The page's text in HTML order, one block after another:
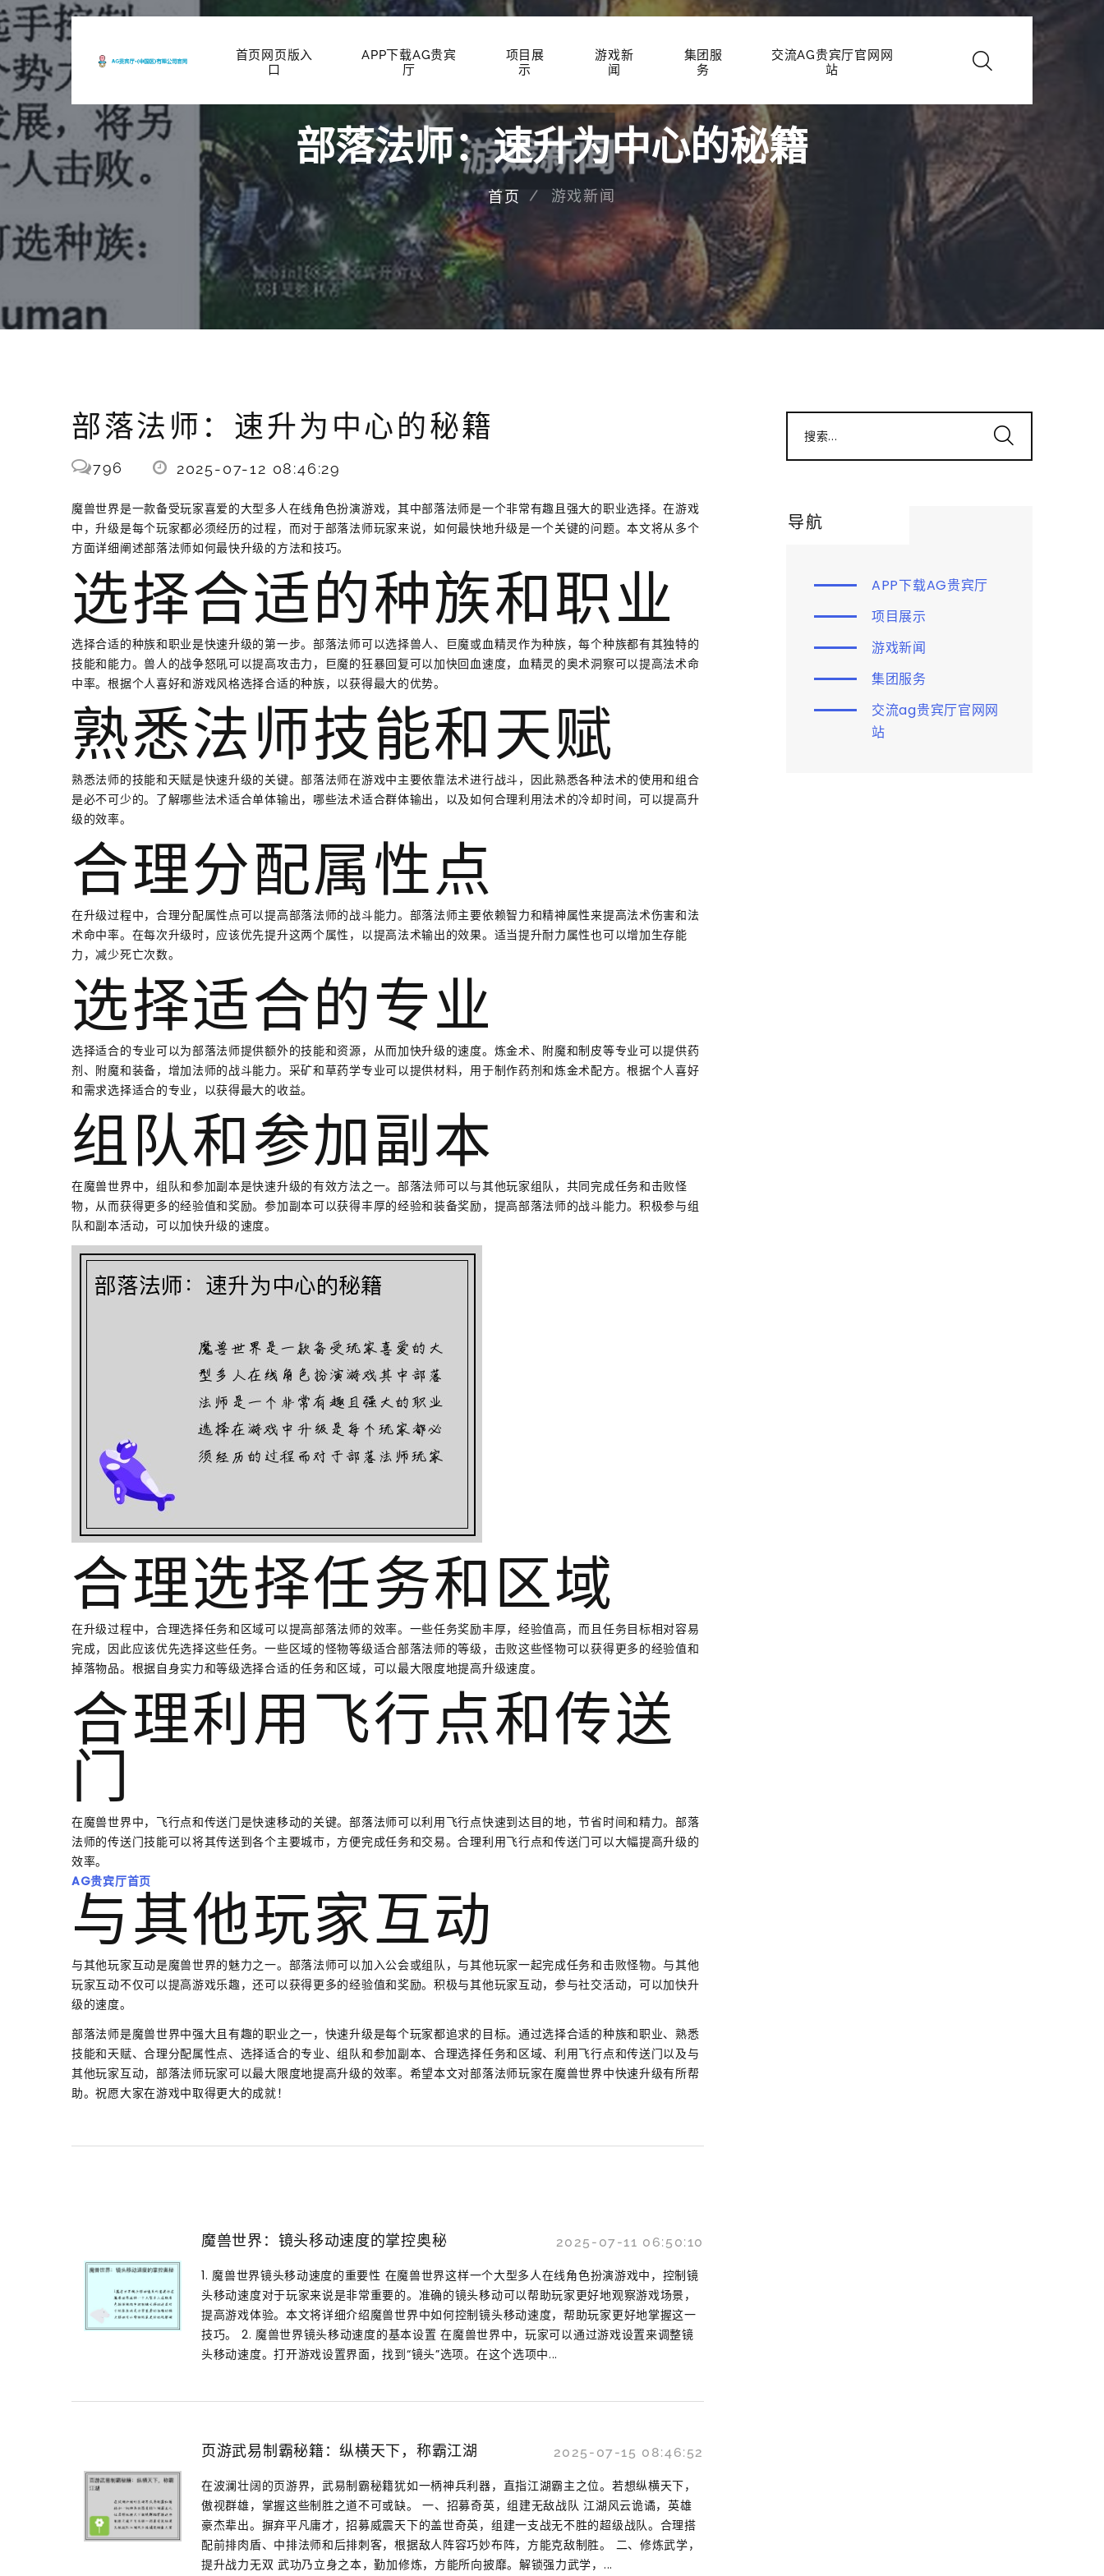
首页网页版入
口
APP下载AG贵宾
厅
项目展
示
游戏新
闻
集团服
务
交流AG贵宾厅官网网
站
部落法师：速升为中心的秘籍
首页 游戏新闻
部落法师：速升为中心的秘籍
796 2025-07-12 08:46:29
魔兽世界是一款备受玩家喜爱的大型多人在线角色扮演游戏，其中部落法师是一个非常有趣且强大的职业选择。在游戏
中，升级是每个玩家都必须经历的过程，而对于部落法师玩家来说，如何最快地升级是一个关键的问题。本文将从多个
方面详细阐述部落法师如何最快升级的方法和技巧。
选择合适的种族和职业
选择合适的种族和职业是快速升级的第一步。部落法师可以选择兽人、巨魔或血精灵作为种族，每个种族都有其独特的
技能和能力。兽人的战争怒吼可以提高攻击力，巨魔的狂暴回复可以加快回血速度，血精灵的奥术洞察可以提高法术命
中率。根据个人喜好和游戏风格选择合适的种族，以获得最大的优势。
熟悉法师技能和天赋
熟悉法师的技能和天赋是快速升级的关键。部落法师在游戏中主要依靠法术进行战斗，因此熟悉各种法术的使用和组合
是必不可少的。了解哪些法术适合单体输出，哪些法术适合群体输出，以及如何合理利用法术的冷却时间，可以提高升
级的效率。
合理分配属性点
在升级过程中，合理分配属性点可以提高部落法师的战斗能力。部落法师主要依赖智力和精神属性来提高法术伤害和法
术命中率。在每次升级时，应该优先提升这两个属性，以提高法术输出的效果。适当提升耐力属性也可以增加生存能
力，减少死亡次数。
选择适合的专业
选择适合的专业可以为部落法师提供额外的技能和资源，从而加快升级的速度。炼金术、附魔和制皮等专业可以提供药
剂、附魔和装备，增加法师的战斗能力。采矿和草药学专业可以提供材料，用于制作药剂和炼金术配方。根据个人喜好
和需求选择适合的专业，以获得最大的收益。
组队和参加副本
在魔兽世界中，组队和参加副本是快速升级的有效方法之一。部落法师可以与其他玩家组队，共同完成任务和击败怪
物，从而获得更多的经验值和奖励。参加副本可以获得丰厚的经验和装备奖励，提高部落法师的战斗能力。积极参与组
队和副本活动，可以加快升级的速度。
合理选择任务和区域
在升级过程中，合理选择任务和区域可以提高部落法师的效率。一些任务奖励丰厚，经验值高，而且任务目标相对容易
完成，因此应该优先选择这些任务。一些区域的怪物等级适合部落法师的等级，击败这些怪物可以获得更多的经验值和
掉落物品。根据自身实力和等级选择合适的任务和区域，可以最大限度地提高升级速度。
合理利用飞行点和传送
门
在魔兽世界中，飞行点和传送门是快速移动的关键。部落法师可以利用飞行点快速到达目的地，节省时间和精力。部落
法师的传送门技能可以将其传送到各个主要城市，方便完成任务和交易。合理利用飞行点和传送门可以大幅提高升级的
效率。
AG贵宾厅首页
与其他玩家互动
与其他玩家互动是魔兽世界的魅力之一。部落法师可以加入公会或组队，与其他玩家一起完成任务和击败怪物。与其他
玩家互动不仅可以提高游戏乐趣，还可以获得更多的经验值和奖励。积极与其他玩家互动，参与社交活动，可以加快升
级的速度。
部落法师是魔兽世界中强大且有趣的职业之一，快速升级是每个玩家都追求的目标。通过选择合适的种族和职业、熟悉
技能和天赋、合理分配属性点、选择适合的专业、组队和参加副本、合理选择任务和区域、利用飞行点和传送门以及与
其他玩家互动，部落法师玩家可以最大限度地提高升级的效率。希望本文对部落法师玩家在魔兽世界中快速升级有所帮
助。祝愿大家在游戏中取得更大的成就！
魔兽世界：镜头移动速度的掌控奥秘 2025-07-11 06:50:10
1. 魔兽世界镜头移动速度的重要性 在魔兽世界这样一个大型多人在线角色扮演游戏中，控制镜
头移动速度对于玩家来说是非常重要的。准确的镜头移动可以帮助玩家更好地观察游戏场景，
提高游戏体验。本文将详细介绍魔兽世界中如何控制镜头移动速度，帮助玩家更好地掌握这一
技巧。 2. 魔兽世界镜头移动速度的基本设置 在魔兽世界中，玩家可以通过游戏设置来调整镜
头移动速度。打开游戏设置界面，找到“镜头”选项。在这个选项中...
页游武易制霸秘籍：纵横天下，称霸江湖 2025-07-15 08:46:52
在波澜壮阔的页游界，武易制霸秘籍犹如一柄神兵利器，直指江湖霸主之位。若想纵横天下，
傲视群雄，掌握这些制胜之道不可或缺。 一、招募奇英，组建无敌战队 江湖风云诡谲，英雄
豪杰辈出。摒弃平凡庸才，招募威震天下的盖世奇英，组建一支战无不胜的超级战队。合理搭
配前排肉盾、中排法师和后排刺客，根据敌人阵容巧妙布阵，方能克敌制胜。 二、修炼武学，
提升战力无双 武功乃立身之本，勤加修炼，方能所向披靡。解锁强力武学，...
搜索...
导航
APP下载AG贵宾厅
项目展示
游戏新闻
集团服务
交流ag贵宾厅官网网
站